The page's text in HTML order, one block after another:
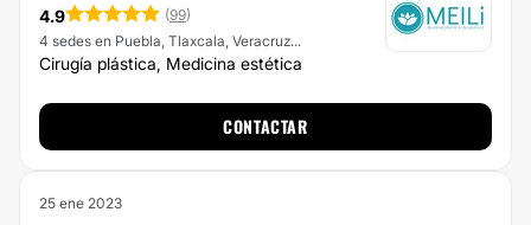
4.9 (99)
4 sedes en Puebla, Tlaxcala, Veracruz...
Cirugía plástica, Medicina estética
CONTACTAR
25 ene 2023